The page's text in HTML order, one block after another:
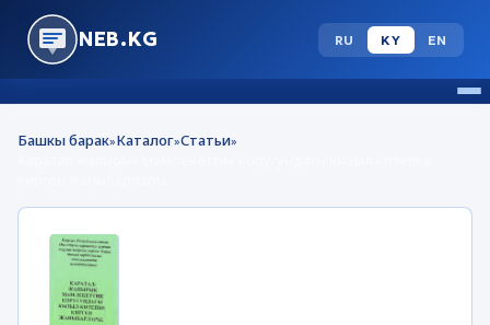
NEB.KG RU KY EN
Башкы барак»Каталог»Статьи»